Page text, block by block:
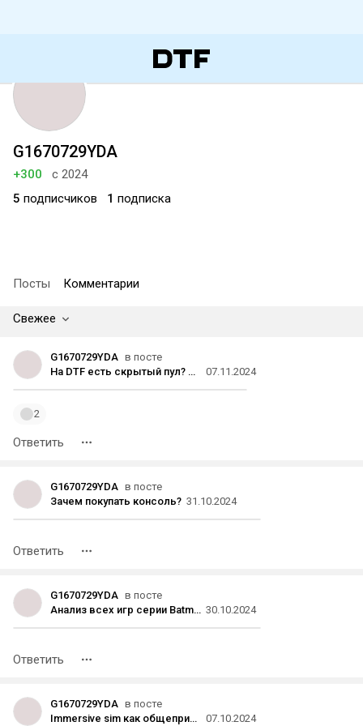
G1670729YDA
+300
с 2024
5 подписчиков 1 подписка
Посты Комментарии
Свежее
G1670729YDA в посте
На DTF есть скрытый пул? В 11 часов спросил про часы и даже попал в популярное, а теперь ее нет даже в общей ленте
07.11.2024
2
Ответить
G1670729YDA в посте
Зачем покупать консоль? 31.10.2024
Ответить
G1670729YDA в посте
Анализ всех игр серии Batman 30.10.2024
Ответить
G1670729YDA в посте
Immersive sim как общепринятое понятие является неверным
07.10.2024